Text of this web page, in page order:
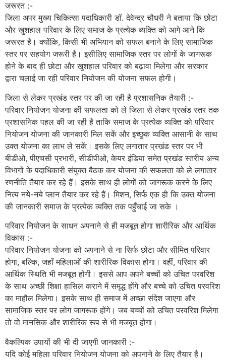
जरूरत :-
जिला अपर मुख्य चिकित्सा पदाधिकारी डॉ. देवेन्द्र चौधरी ने बताया कि छोटा
और खुशहाल परिवार के लिए समाज के प्रत्येक व्यक्ति को आगे आने कि
जरूरत है। क्योंकि, किसी भी अभियान को सफल बनाने के लिए सामाजिक
स्तर पर सहयोग जरूरी है। इसीलिए सामाजिक स्तर पर लोगों के जागरूक
होने के बाद ही छोटा और खुशहाल परिवार को बढ़ावा मिलेगा और सरकार
द्वारा चलाई जा रही परिवार नियोजन की योजना सफल होगी।
जिला से लेकर प्रखंड स्तर पर की जा रही है प्रशासनिक तैयारी :-
परिवार नियोजन योजना की सफलता को ले जिला से लेकर प्रखंड स्तर तक
प्रशासनिक पहल की जा रही है ताकि समाज के प्रत्येक व्यक्ति को परिवार
नियोजन योजना की जानकारी मिल सकें और इच्छुक व्यक्ति आसानी के साथ
उक्त योजना का लाभ ले सकें। इसके लिए लगातार प्रखंड स्तर पर भी
बीडीओ, पीएचसी प्रभारी, सीडीपीओ, केयर इंडिया समेत प्रखंड स्तरीय अन्य
विभागों के पदाधिकारी संयुक्त बैठक कर योजना की सफलता को ले लगातार
रणनीति तैयार कर रहे हैं। इसके साथ ही लोगों को जागरूक करने के लिए
नित्य नये-नये प्लान तैयार कर रहे हैं। मिशन, सिर्फ एक ही कि उक्त योजना
की जानकारी समाज के प्रत्येक व्यक्ति तक पहुँचाई जा सके ।
परिवार नियोजन के साधन अपनाने से ही मजबूत होगा शारीरिक और आर्थिक
विकास :-
परिवार नियोजन योजना को अपनाने से ना सिर्फ छोटा और सीमित परिवार
होगा, बल्कि, जहाँ महिलाओं की शारीरिक विकास होगा। वहीं, परिवार की
आर्थिक स्थिति भी मजबूत होगी। इससे आप अपने बच्चों को उचित परवरिश
के साथ अच्छी शिक्षा हासिल कराने में समृद्ध होंगे और बच्चे को उचित परवरिश
का माहौल मिलेगा। इसके साथ ही समाज में अच्छा संदेश जाएगा और
सामाजिक स्तर पर लोग जागरूक होंगे। जब बच्चों को उचित परवरिश मिलेगा
तो वो मानसिक और शारीरिक रूप से भी मजबूत होगा।
वैकल्पिक उपायों की भी दी जाएगी जानकारी :-
यदि कोई महिला परिवार नियोजन योजना को अपनाने के लिए तैयार है।